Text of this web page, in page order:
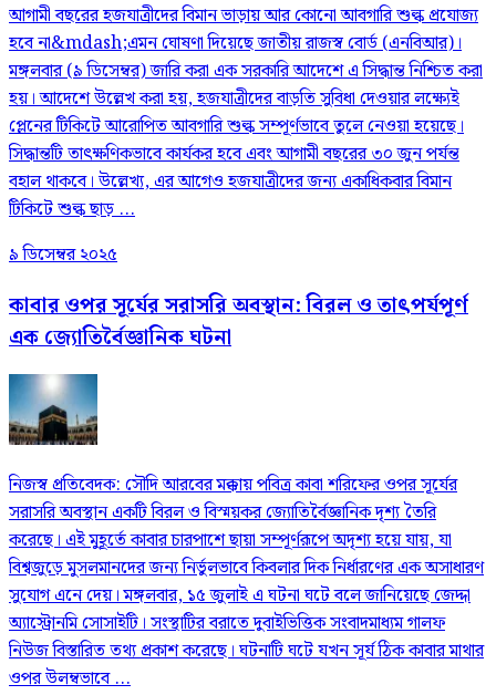
আগামী বছরের হজযাত্রীদের বিমান ভাড়ায় আর কোনো আবগারি শুল্ক প্রযোজ্য
হবে না&mdash;এমন ঘোষণা দিয়েছে জাতীয় রাজস্ব বোর্ড (এনবিআর)।
মঙ্গলবার (৯ ডিসেম্বর) জারি করা এক সরকারি আদেশে এ সিদ্ধান্ত নিশ্চিত করা
হয়। আদেশে উল্লেখ করা হয়, হজযাত্রীদের বাড়তি সুবিধা দেওয়ার লক্ষ্যেই
প্লেনের টিকিটে আরোপিত আবগারি শুল্ক সম্পূর্ণভাবে তুলে নেওয়া হয়েছে।
সিদ্ধান্তটি তাৎক্ষণিকভাবে কার্যকর হবে এবং আগামী বছরের ৩০ জুন পর্যন্ত
বহাল থাকবে। উল্লেখ্য, এর আগেও হজযাত্রীদের জন্য একাধিকবার বিমান
টিকিটে শুল্ক ছাড় ...
৯ ডিসেম্বর ২০২৫
কাবার ওপর সূর্যের সরাসরি অবস্থান: বিরল ও তাৎপর্যপূর্ণ
এক জ্যোতির্বৈজ্ঞানিক ঘটনা
নিজস্ব প্রতিবেদক: সৌদি আরবের মক্কায় পবিত্র কাবা শরিফের ওপর সূর্যের
সরাসরি অবস্থান একটি বিরল ও বিস্ময়কর জ্যোতির্বৈজ্ঞানিক দৃশ্য তৈরি
করেছে। এই মুহূর্তে কাবার চারপাশে ছায়া সম্পূর্ণরূপে অদৃশ্য হয়ে যায়, যা
বিশ্বজুড়ে মুসলমানদের জন্য নির্ভুলভাবে কিবলার দিক নির্ধারণের এক অসাধারণ
সুযোগ এনে দেয়। মঙ্গলবার, ১৫ জুলাই এ ঘটনা ঘটে বলে জানিয়েছে জেদ্দা
অ্যাস্ট্রোনমি সোসাইটি। সংস্থাটির বরাতে দুবাইভিত্তিক সংবাদমাধ্যম গালফ
নিউজ বিস্তারিত তথ্য প্রকাশ করেছে। ঘটনাটি ঘটে যখন সূর্য ঠিক কাবার মাথার
ওপর উলম্বভাবে ...